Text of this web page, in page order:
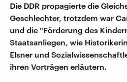
Die DDR propagierte die
Geschlechter, trotzdem war
und die "Förderung des
Staatsanliegen, wie
Elsner und
ihren Vorträgen erläutern.